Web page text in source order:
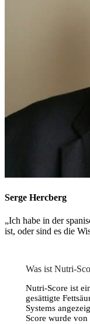
Serge Hercberg
„Ich habe in der
ist, oder sind es die
Was ist Nutri-
Nutri-Score ist
gesättigte
Systems
Score wurde